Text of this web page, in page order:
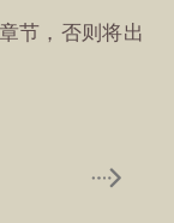
节，否则将出